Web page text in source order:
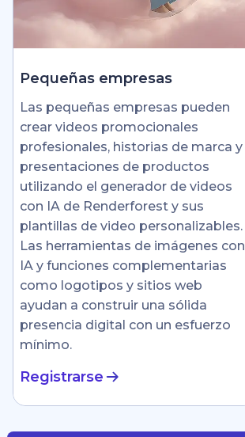
Pequeñas empresas
Las pequeñas empresas pueden
crear videos promocionales
profesionales, historias de marca y
presentaciones de productos
utilizando el generador de videos
con IA de Renderforest y sus
plantillas de video personalizables.
Las herramientas de imágenes con
IA y funciones complementarias
como logotipos y sitios web
ayudan a construir una sólida
presencia digital con un esfuerzo
mínimo.
Registrarse